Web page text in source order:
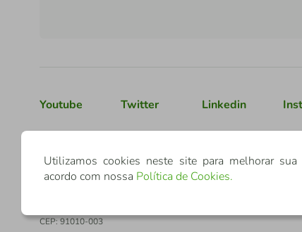
Youtube Twitter Linkedin
Confederação Sicredi
CNPJ: 03.795.072/0001-60
CEP: 91010-003
Utilizamos cookies neste site para melhorar sua
acordo com nossa Política de Cookies.